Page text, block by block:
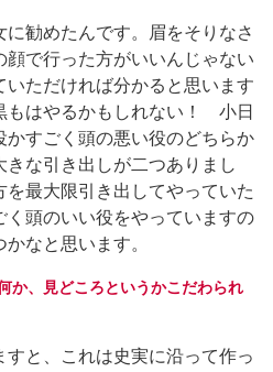
勧めたんです。眉をそりなさ
で行った方がいいんじゃない
ただければ分かると思います
もはやるかもしれない！ 小日
かすごく頭の悪い役のどちらか
きな引き出しが二つありまし
最大限引き出してやっていた
く頭のいい役をやっていますの
なと思います。
、見どころというかこだわられ
と、これは史実に沿って作っ